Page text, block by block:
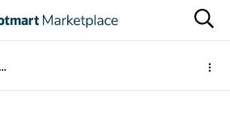
Añade esto a tu compra: Únete ahora a la comunidad más grande de manifestación